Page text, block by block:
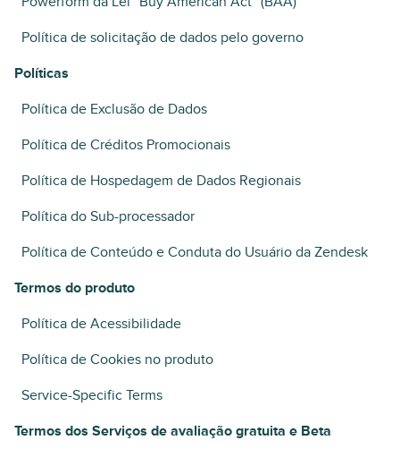
Política de solicitação de dados pelo governo
Políticas
Política de Exclusão de Dados
Política de Créditos Promocionais
Política de Hospedagem de Dados Regionais
Política do Sub-processador
Política de Conteúdo e Conduta do Usuário da Zendesk
Termos do produto
Política de Acessibilidade
Política de Cookies no produto
Service-Specific Terms
Termos dos Serviços de avaliação gratuita e Beta